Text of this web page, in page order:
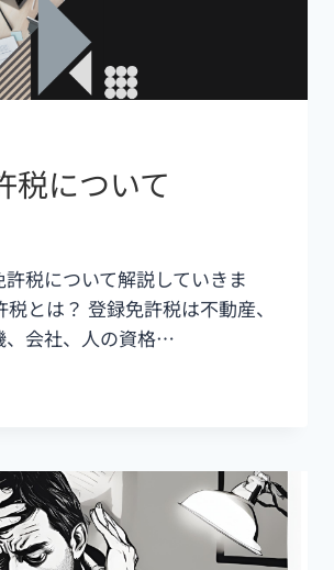
税について
税について解説していきま
税とは？ 登録免許税は不動産、
、会社、人の資格…